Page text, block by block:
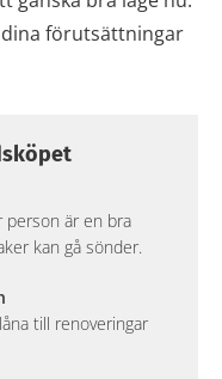
förutsättningar
person är en bra
kan gå sönder.
till renoveringar